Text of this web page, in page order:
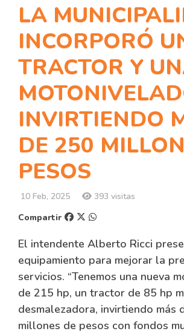
LA
INCORPORÓ
TRACTOR Y
INVIRTIENDO
DE 250
PESOS
10 Feb, 2025
393 visitas
Compartir
El intendente Alberto Ricci
equipamiento para mejorar la
servicios. “Tenemos una nueva
de 215 hp, un tractor de 85 hp
desmalezadora, invirtiendo más
millones de pesos con fondos